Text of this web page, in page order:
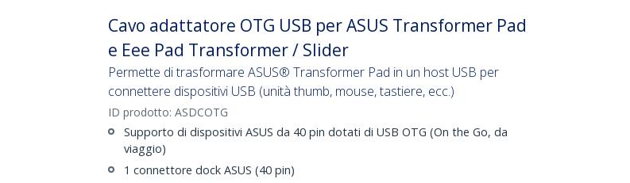
Cavo adattatore OTG USB per ASUS Transformer Pad
e Eee Pad Transformer / Slider
Permette di trasformare ASUS® Transformer Pad in un host USB per
connettere dispositivi USB (unità thumb, mouse, tastiere, ecc.)
ID prodotto: ASDCOTG
Supporto di dispositivi ASUS da 40 pin dotati di USB OTG (On the Go, da
viaggio)
1 connettore dock ASUS (40 pin)